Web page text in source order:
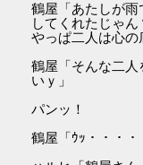
鶴屋「あたしが
してくれたじゃん
やっぱ二人は心の
鶴屋「そんな二
いｙ」
パンッ！
鶴屋「ｳｯ・・・・